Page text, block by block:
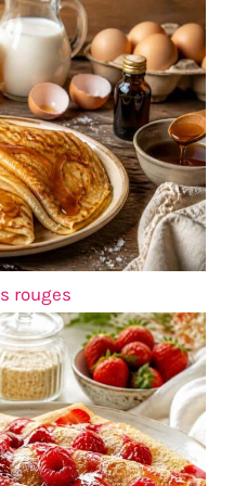
les portions
de
ou d herbes
SURFACE LISSE
ET
FACILE :
une propreté
sans effort
chaque repas
La surface lisse
coupelles noires
l adhésion des
facilitant un
rapide à la
ou au lave-vaisselle
un usage quotidien
FINITION NOIRE
ÉLÉGANTE ET
: Apportez une
de sophistication
vous
donc les utiliser
et encore, ce qui
fait économiser de
à long terme.
POUR LES
: Nos petits
en plastique sont
pour des
tels que des
des mariages, des
et des
niques où des
individuelles
préférées. Ils offrent
pratique et
de servir de la
aux invités.
ils sont en
ils sont
une option
rouges